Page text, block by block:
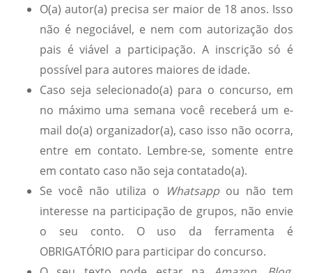
O(a) autor(a) precisa ser maior de 18 anos. Isso
não é negociável, e nem com autorização dos
pais é viável a participação. A inscrição só é
possível para autores maiores de idade.
Caso seja selecionado(a) para o concurso, em
no máximo uma semana você receberá um e-
mail do(a) organizador(a), caso isso não ocorra,
entre em contato. Lembre-se, somente entre
em contato caso não seja contatado(a).
Se você não utiliza o Whatsappou não tem
interesse na participação de grupos, não envie
o seu conto. O uso da ferramenta é
OBRIGATÓRIO para participar do concurso.